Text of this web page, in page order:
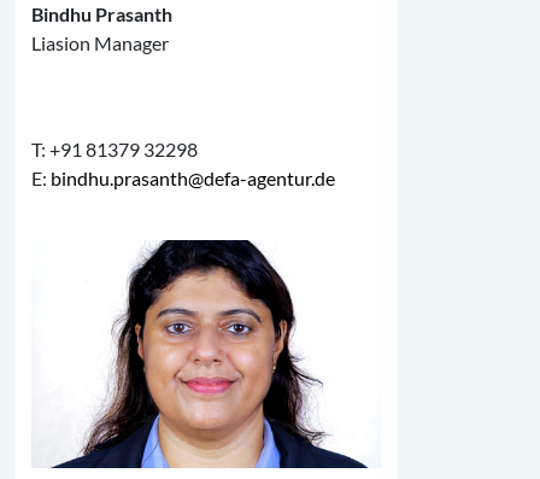
Bindhu Prasanth
Liasion Manager
T: +91 81379 32298
E: bindhu.prasanth@defa-agentur.de